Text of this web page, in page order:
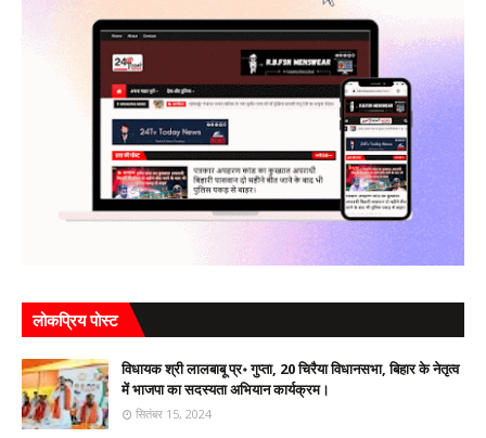
लोकप्रिय पोस्ट
विधायक श्री लालबाबू प्र॰ गुप्ता, 20 चिरैया विधानसभा, बिहार के नेतृत्व
में भाजपा का सदस्यता अभियान कार्यक्रम।
सितंबर 15, 2024